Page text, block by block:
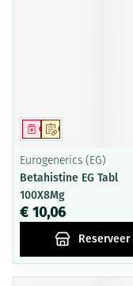
Op voorschrift
Geneesmiddel
Eurogenerics (EG)
Betahistine EG Tabl
100X8Mg
€ 10,06
Reserveer